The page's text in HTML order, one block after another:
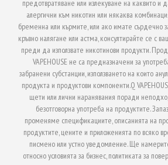
предотвратяване или излекуване на каквито и
алергични към никотин или някаква
бременна или кърмите, или ако имате сърдечно
кръвно налягане или астма, консултирайте се с
преди да използвате никотинови продукти.
VAPEHOUSE не са предназначени за
забранени субстанции, използването на които
продукта и продуктови компоненти.Q
щети или лични наранявания поради
безотговорна употреба на продуктите.
променяме спецификациите, описанията на
продуктите, цените и приложенията по всяко
писмено или устно уведомление. Ще
относно условията за бизнес, политиката за